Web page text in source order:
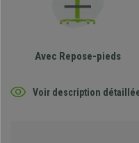
Avec Repose-pieds
Voir description